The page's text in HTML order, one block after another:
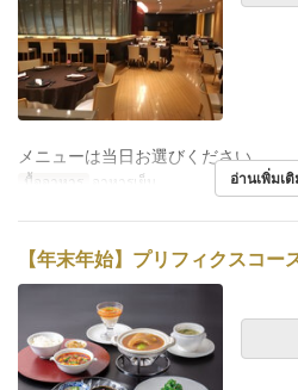
メニューは当日お選びください。
มื้ออาหาร อาหารเย็น อ่านเพิ่มเ
【年末年始】プリフィクスコー